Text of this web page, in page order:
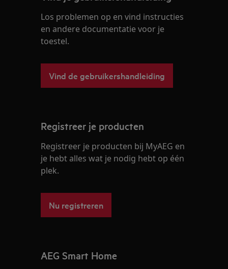
Los problemen op en vind instructies
en andere documentatie voor je
toestel.
Vind de gebruikershandleiding
Registreer je producten
Registreer je producten bij MyAEG en
je hebt alles wat je nodig hebt op één
plek.
Nu registreren
AEG Smart Home